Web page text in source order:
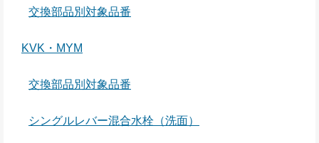
交換部品別対象品番
KVK・MYM
交換部品別対象品番
シングルレバー混合水栓（洗面）